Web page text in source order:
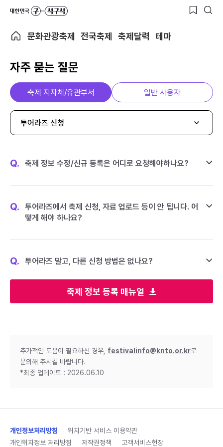
문화관광축제 전국축제 축제달력 테마
자주 묻는 질문
축제 정보 등록 매뉴얼
축제 지자체/유관부서 일반 사용자
투어라즈 신청
Q. 축제 정보 수정/신규 등록은 어디로 요청해야하나요?
Q.
투어라즈에서 축제 신청, 자료 업로드 등이 안 됩니다. 어
떻게 해야 하나요?
Q. 투어라즈 말고, 다른 신청 방법은 없나요?
추가적인 도움이 필요하신 경우, festivalinfo@knto.or.kr로
문의해 주시길 바랍니다.
*최종 업데이트 : 2026.06.10
개인정보처리방침
위치기반 서비스 이용약관
개인위치정보 처리방침
저작권정책 고객서비스헌장